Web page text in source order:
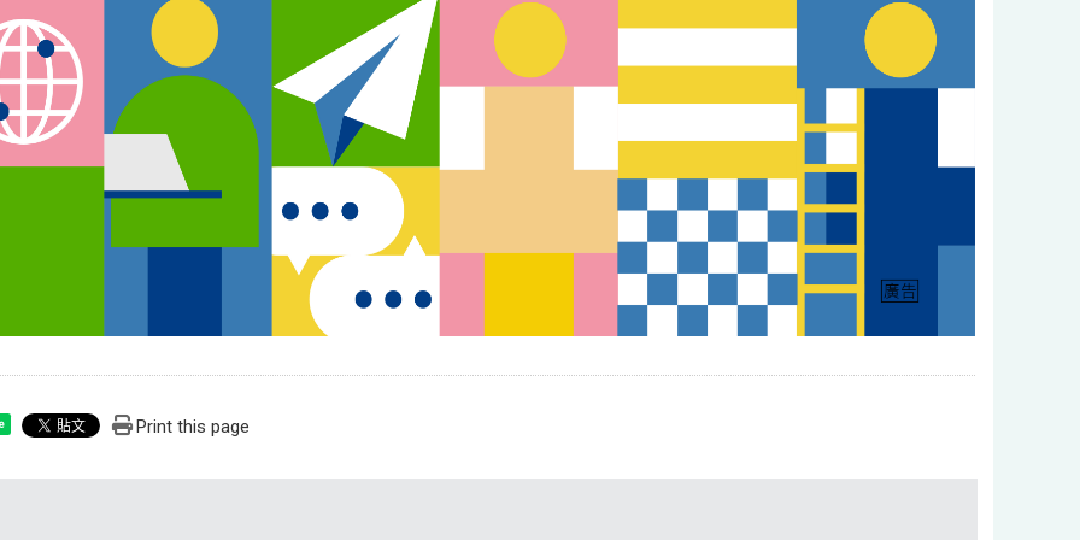
Print this page